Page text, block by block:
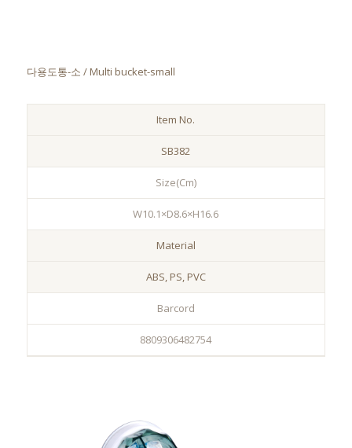
다용도통-소 / Multi bucket-small
Item No.
SB382
Size(Cm)
W10.1×D8.6×H16.6
Material
ABS, PS, PVC
Barcord
8809306482754